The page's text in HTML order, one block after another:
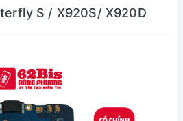
S / X920S/ X920D